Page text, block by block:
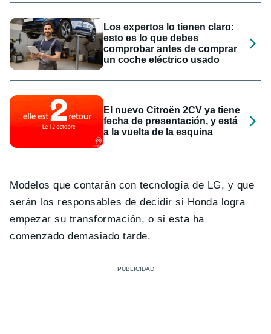
Los expertos lo tienen claro:
esto es lo que debes
comprobar antes de comprar
un coche eléctrico usado
El nuevo Citroën 2CV ya tiene
fecha de presentación, y está
a la vuelta de la esquina
Modelos que contarán con tecnología de LG, y que
serán los responsables de decidir si Honda logra
empezar su transformación, o si esta ha
comenzado demasiado tarde.